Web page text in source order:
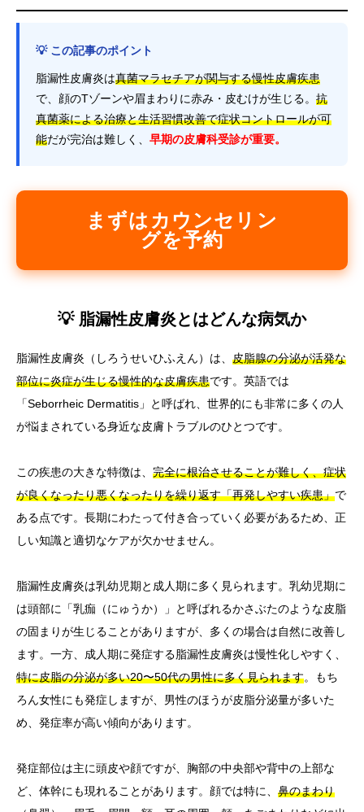
💡 この記事のポイント
脂漏性皮膚炎は真菌マラセチアが関与する慢性皮膚疾患
で、顔のTゾーンや眉まわりに赤み・皮むけが生じる。 抗
真菌薬による治療と生活習慣改善で症状コントロールが可
能だが完治は難しく、 早期の皮膚科受診が重要。
まずはカウンセリン
グを予約
💡 脂漏性皮膚炎とはどんな病気か
脂漏性皮膚炎（しろうせいひふえん）は、 皮脂腺の分泌が活発な
部位に炎症が生じる慢性的な皮膚疾患です。英語では
「Seborrheic Dermatitis」と呼ばれ、世界的にも非常に多くの人
が悩まされている身近な皮膚トラブルのひとつです。
この疾患の大きな特徴は、 完全に根治させることが難しく、症状
が良くなったり悪くなったりを繰り返す「再発しやすい疾患」で
ある点です。長期にわたって付き合っていく必要があるため、正
しい知識と適切なケアが欠かせません。
脂漏性皮膚炎は乳幼児期と成人期に多く見られます。乳幼児期に
は頭部に「乳痂（にゅうか）」と呼ばれるかさぶたのような皮脂
の固まりが生じることがありますが、多くの場合は自然に改善し
ます。一方、成人期に発症する脂漏性皮膚炎は慢性化しやすく、
特に皮脂の分泌が多い20〜50代の男性に多く見られます。もち
ろん女性にも発症しますが、男性のほうが皮脂分泌量が多いた
め、発症率が高い傾向があります。
発症部位は主に頭皮や顔ですが、胸部の中央部や背中の上部な
ど、体幹にも現れることがあります。顔では特に、 鼻のまわり